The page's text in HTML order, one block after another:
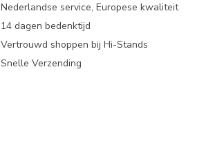
Nederlandse service, Europese kwaliteit
14 dagen bedenktijd
Vertrouwd shoppen bij Hi-Stands
Snelle Verzending